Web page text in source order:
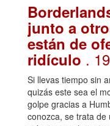
junto a
están de
ridículo .
Si llevas tiempo sin
quizás este sea el
golpe gracias a
conozca, se trata